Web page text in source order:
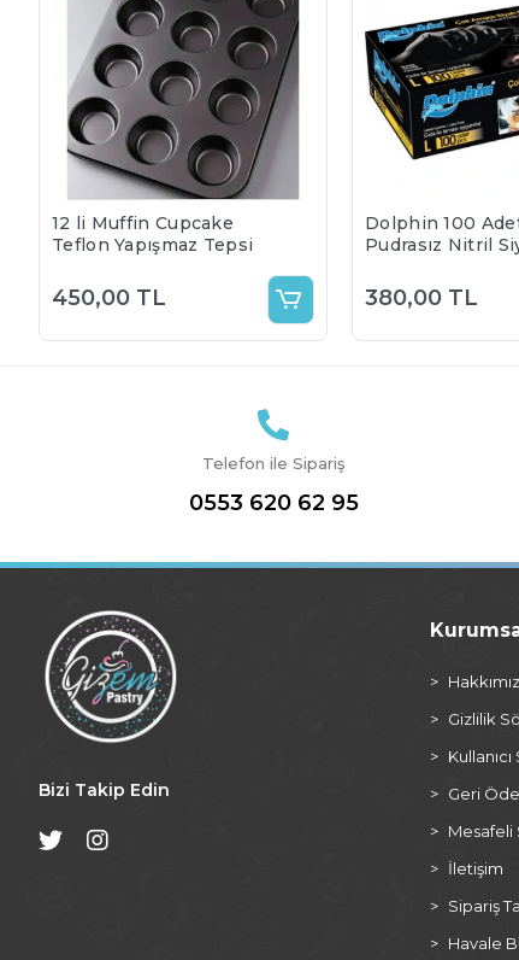
12 li Muffin Cupcake
Teflon Yapışmaz Tepsi
450,00 TL
Dolphin 100
Pudrasız Nitril
380,00 TL
Telefon ile Sipariş
0553 620 62 95
Bizi Takip Edin
Gizlilik
Geri
Mesafeli
İletişim
Sipariş
Havale